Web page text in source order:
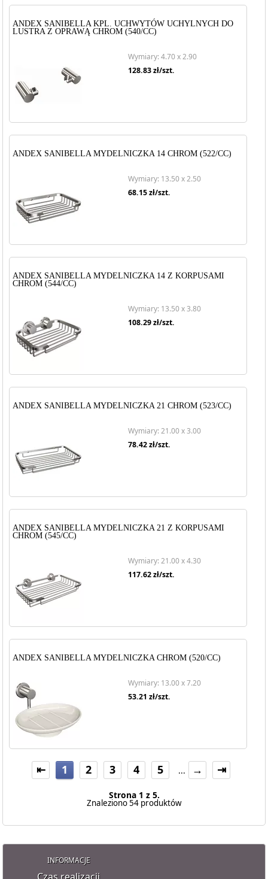
ANDEX SANIBELLA KPL. UCHWYTÓW UCHYLNYCH DO
LUSTRA Z OPRAWĄ CHROM (540/CC)
Wymiary: 4.70 x 2.90
128.83zł/szt.
ANDEX SANIBELLA MYDELNICZKA 14 CHROM (522/CC)
Wymiary: 13.50 x 2.50
68.15zł/szt.
ANDEX SANIBELLA MYDELNICZKA 14 Z KORPUSAMI
CHROM (544/CC)
Wymiary: 13.50 x 3.80
108.29zł/szt.
ANDEX SANIBELLA MYDELNICZKA 21 CHROM (523/CC)
Wymiary: 21.00 x 3.00
78.42zł/szt.
ANDEX SANIBELLA MYDELNICZKA 21 Z KORPUSAMI
CHROM (545/CC)
Wymiary: 21.00 x 4.30
117.62zł/szt.
ANDEX SANIBELLA MYDELNICZKA CHROM (520/CC)
Wymiary: 13.00 x 7.20
53.21 zł/szt.
⇤ 1 2 3 4 5 ... → ⇥
Strona 1 z 5.
Znaleziono 54 produktów
INFORMACJE